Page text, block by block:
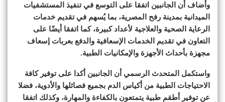
وأضاف أن الجانبين اتفقا على التوسع في تنفيذ المستشفيات
الميدانية بمدينة رفح المصرية، بما يُسهم في تقديم خدمات
الرعاية الصحية والعلاجية لأعداد كبيرة، كما اتفقا أيضًا على
التعاون في تقديم الخدمات الإسعافية والدفع بعربات إسعاف
مجهزة بأحداث الأجهزة والإمكانيات الطبية.
واستكمل المتحدث الرسمي أن الجانبين أكدا على توفير كافة
الاحتياجات الطبية من أكياس الدم بجميع فصائلها والأدوية، فضلا
عن توفير أطقم طبية يتمتعون بالكفاءة والمهارة، وكذلك اتفقا